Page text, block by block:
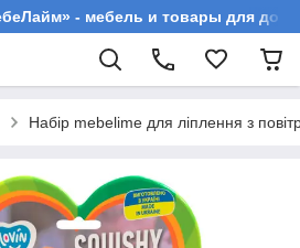
- мебель и товары для
Набір mebelime для ліплення з